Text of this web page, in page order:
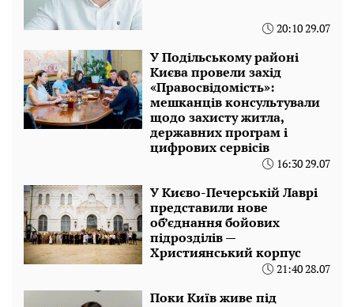
20:10 29.07
У Подільському районі
Києва провели захід
«Правосвідомість»:
мешканців консультували
щодо захисту житла,
державних програм і
цифрових сервісів
16:30 29.07
У Києво-Печерській Лаврі
представили нове
об’єднання бойових
підрозділів —
Християнський корпус
21:40 28.07
Поки Київ живе під